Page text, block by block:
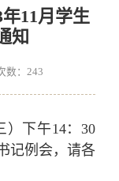
11月学生
知
： 243
）下午14：30
记例会，请各